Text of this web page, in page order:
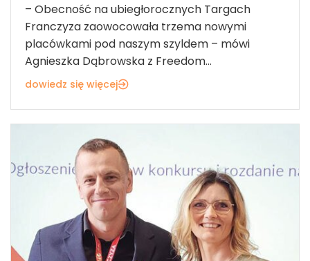
– Obecność na ubiegłorocznych Targach
Franczyza zaowocowała trzema nowymi
placówkami pod naszym szyldem – mówi
Agnieszka Dąbrowska z Freedom...
dowiedz się więcej